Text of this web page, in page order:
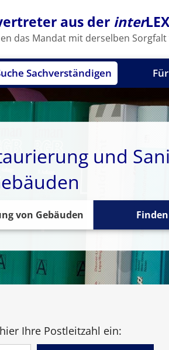
aus der inter
das Mandat mit derselben Sorgfalt
Sachverständigen
und
Finden
Ihre Postleitzahl ein: